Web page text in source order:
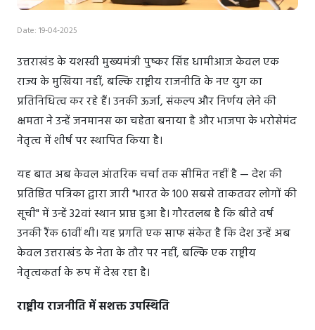
Date: 19-04-2025
उत्तराखंड के यशस्वी मुख्यमंत्री पुष्कर सिंह धामीआज केवल एक
राज्य के मुखिया नहीं, बल्कि राष्ट्रीय राजनीति के नए युग का
प्रतिनिधित्व कर रहे हैं। उनकी ऊर्जा, संकल्प और निर्णय लेने की
क्षमता ने उन्हें जनमानस का चहेता बनाया है और भाजपा के भरोसेमंद
नेतृत्व में शीर्ष पर स्थापित किया है।
यह बात अब केवल आंतरिक चर्चा तक सीमित नहीं है — देश की
प्रतिष्ठित पत्रिका द्वारा जारी "भारत के 100 सबसे ताकतवर लोगों की
सूची" में उन्हें 32वां स्थान प्राप्त हुआ है। गौरतलब है कि बीते वर्ष
उनकी रैंक 61वीं थी। यह प्रगति एक साफ संकेत है कि देश उन्हें अब
केवल उत्तराखंड के नेता के तौर पर नहीं, बल्कि एक राष्ट्रीय
नेतृत्वकर्ता के रूप में देख रहा है।
राष्ट्रीय राजनीति में सशक्त उपस्थिति